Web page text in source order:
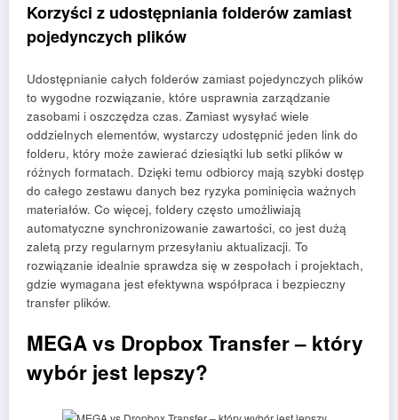
Korzyści z udostępniania folderów zamiast
pojedynczych plików
Udostępnianie całych folderów zamiast pojedynczych plików
to wygodne rozwiązanie, które usprawnia zarządzanie
zasobami i oszczędza czas. Zamiast wysyłać wiele
oddzielnych elementów, wystarczy udostępnić jeden link do
folderu, który może zawierać dziesiątki lub setki plików w
różnych formatach. Dzięki temu odbiorcy mają szybki dostęp
do całego zestawu danych bez ryzyka pominięcia ważnych
materiałów. Co więcej, foldery często umożliwiają
automatyczne synchronizowanie zawartości, co jest dużą
zaletą przy regularnym przesyłaniu aktualizacji. To
rozwiązanie idealnie sprawdza się w zespołach i projektach,
gdzie wymagana jest efektywna współpraca i bezpieczny
transfer plików.
MEGA vs Dropbox Transfer – który
wybór jest lepszy?